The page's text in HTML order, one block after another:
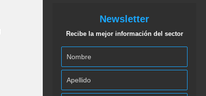
Newsletter
Recibe la mejor información del sector